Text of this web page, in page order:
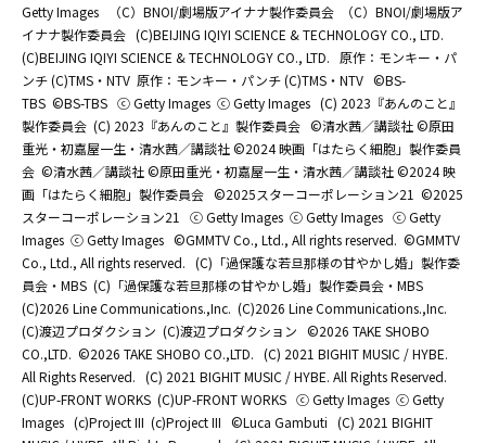
Getty Images
（C）BNOI/劇場版アイナナ製作委員会
（C）BNOI/劇場版ア
イナナ製作委員会 (C)BEIJING IQIYI SCIENCE & TECHNOLOGY CO., LTD.
(C)BEIJING IQIYI SCIENCE & TECHNOLOGY CO., LTD. 原作：モンキー・パ
ンチ (C)TMS・NTV 原作：モンキー・パンチ (C)TMS・NTV ©BS-
TBS ©BS-TBS ⓒ Getty Images ⓒ Getty Images (C) 2023『あんのこと』
製作委員会 (C) 2023『あんのこと』製作委員会 ©清水茜／講談社 ©原田
重光・初嘉屋一生・清水茜／講談社 ©2024 映画「はたらく細胞」製作委員
会 ©清水茜／講談社 ©原田重光・初嘉屋一生・清水茜／講談社 ©2024 映
画「はたらく細胞」製作委員会 ©2025スターコーポレーション21 ©2025
スターコーポレーション21 ⓒ Getty Images ⓒ Getty Images ⓒ Getty
Images ⓒ Getty Images ©GMMTV Co., Ltd., All rights reserved. ©GMMTV
Co., Ltd., All rights reserved. (C)「過保護な若旦那様の甘やかし婚」製作委
員会・MBS (C)「過保護な若旦那様の甘やかし婚」製作委員会・MBS
(C)2026 Line Communications.,Inc. (C)2026 Line Communications.,Inc.
(C)渡辺プロダクション (C)渡辺プロダクション ©2026 TAKE SHOBO
CO.,LTD. ©2026 TAKE SHOBO CO.,LTD. (C) 2021 BIGHIT MUSIC / HYBE.
All Rights Reserved. (C) 2021 BIGHIT MUSIC / HYBE. All Rights Reserved.
(C)UP-FRONT WORKS (C)UP-FRONT WORKS ⓒ Getty Images ⓒ Getty
Images (c)Project III (c)Project III ©Luca Gambuti (C) 2021 BIGHIT